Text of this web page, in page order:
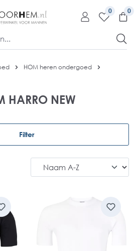
0
HOM heren ondergoed
HARRO NEW
Filter